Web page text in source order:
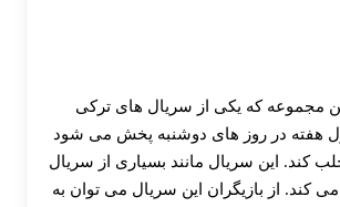
آغاز شد و این مجموعه که یکی از سریال های ترکی
هفته در روز های دوشنبه پخش می شود
کند. این سریال مانند بسیاری از سریال
کند. از بازیگران این سریال می توان به